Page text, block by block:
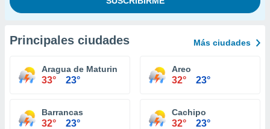
Principales ciudades Más ciudades
Aragua de Maturin
33° 23°
Areo
32° 23°
Barrancas
32° 23°
Cachipo
32° 23°